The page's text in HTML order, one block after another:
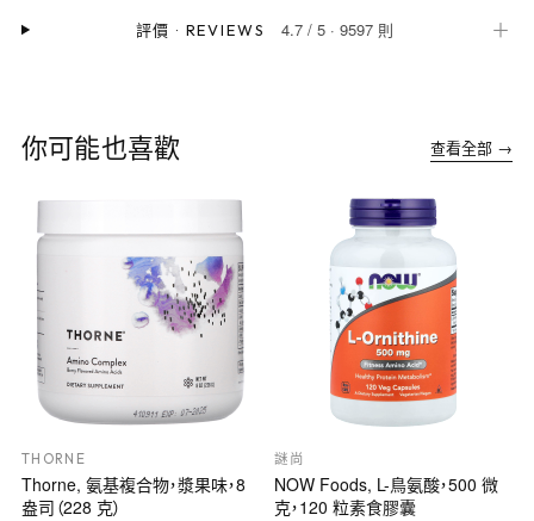
評價 · REVIEWS 4.7 /5 ·9597 則 ＋
你可能也喜歡 查看全部 →
THORNE
Thorne, 氨基複合物，漿果味，8
盎司（228 克）
謎尚
NOW Foods, L-鳥氨酸，500 微
克，120 粒素食膠囊